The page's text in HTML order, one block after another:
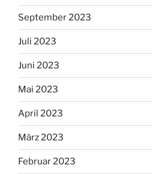
September 2023
Juli 2023
Juni 2023
Mai 2023
April 2023
März 2023
Februar 2023